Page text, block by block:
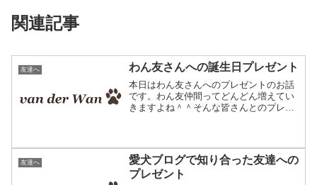
関連記事
友達へ わん友さんへの誕生日プレゼント
本日はわん友さんへのプレゼントのお話
です。わん友仲間ってどんどん増えてい
きますよね＾＾そんな皆さんとのプレゼ
頂きます。愛犬の写真で作...
友達へ
愛犬ブログで知り合った友達への
プレゼント